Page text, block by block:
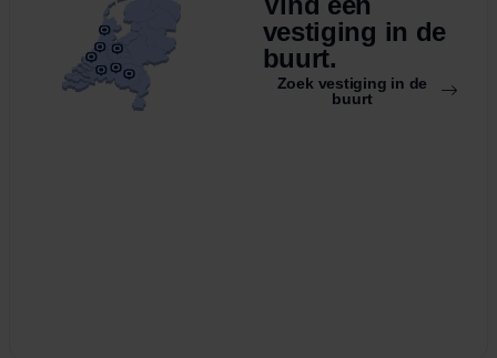
vestiging in de
buurt.
Zoek vestiging in de
buurt